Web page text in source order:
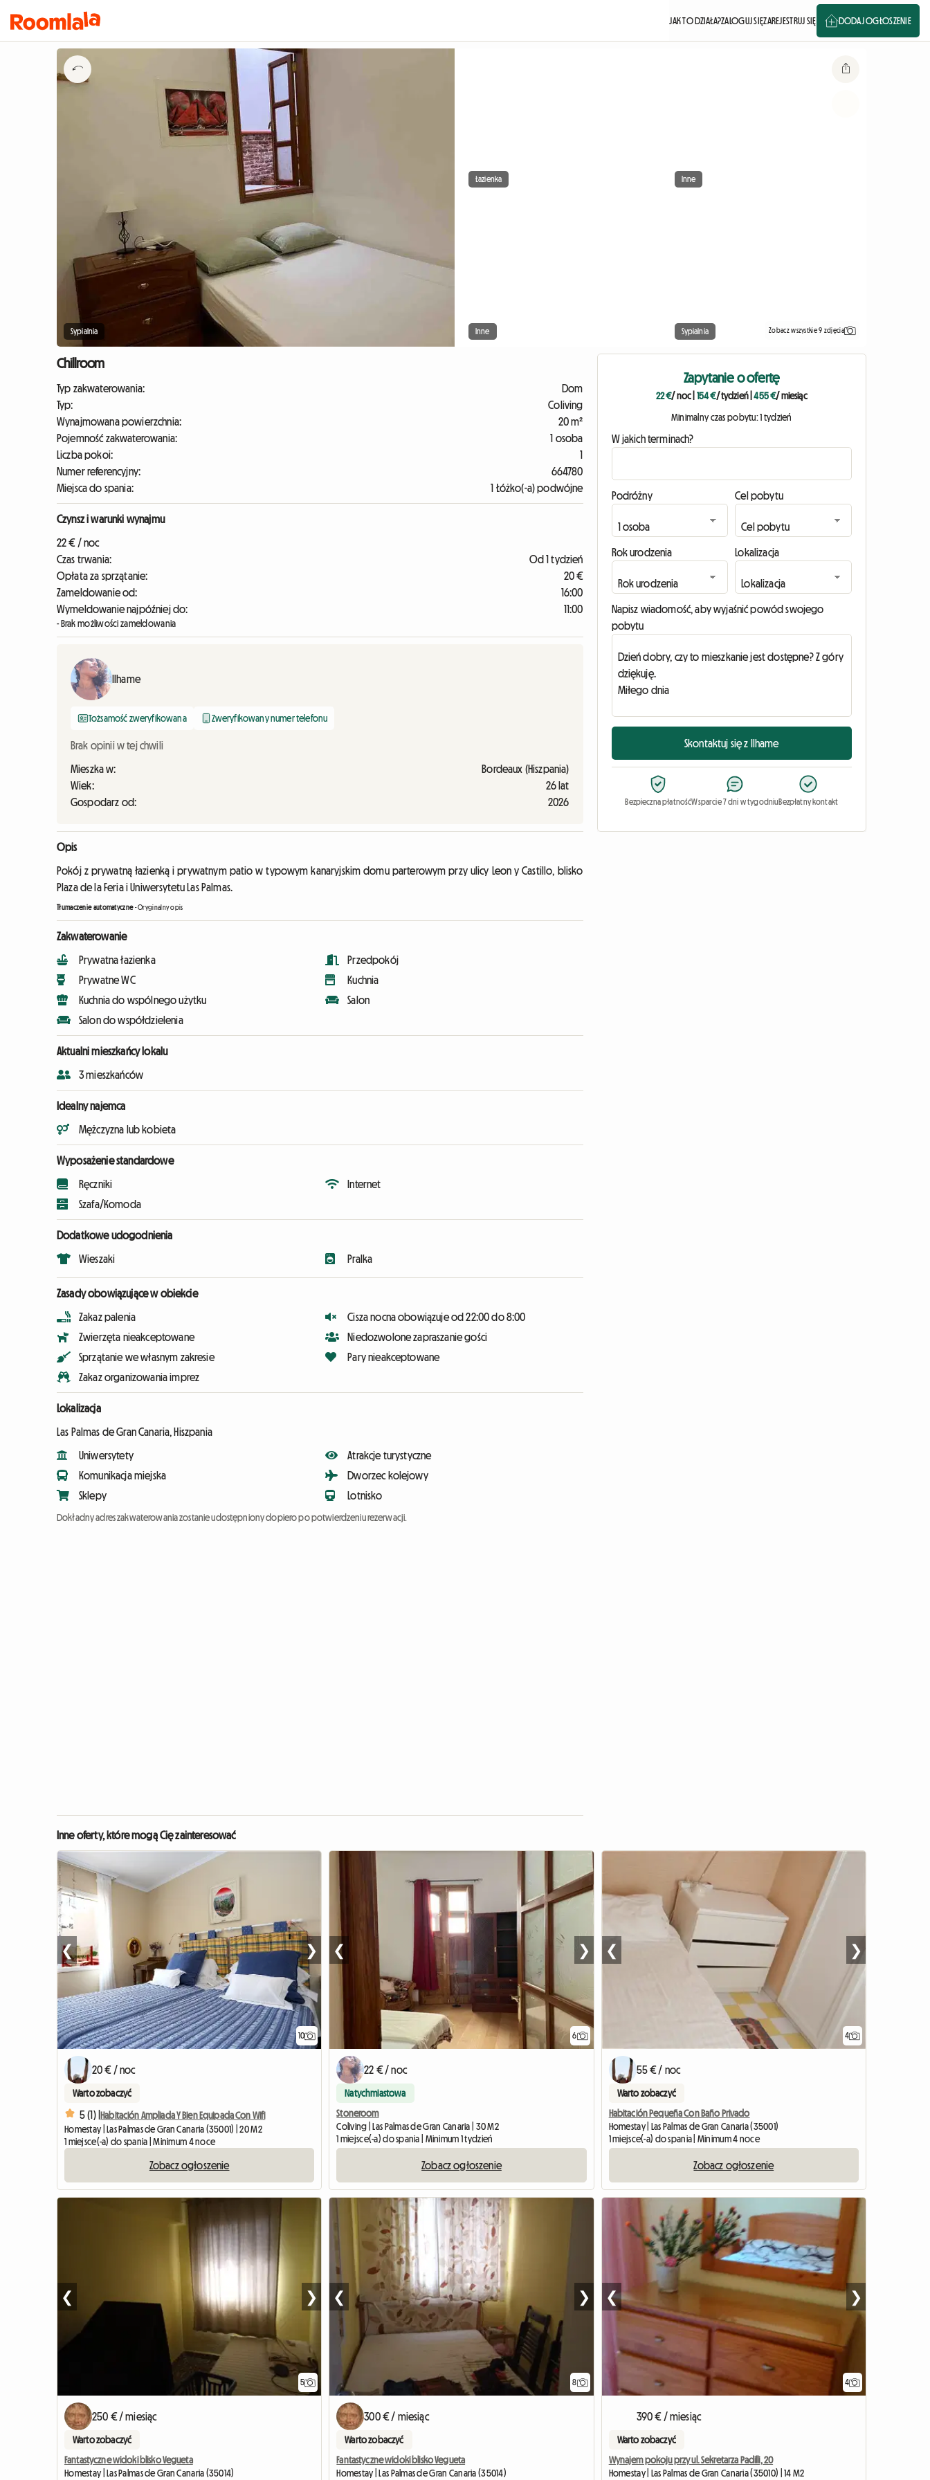
JAK TO DZIAŁA?ZALOGUJ SIĘZAREJESTRUJ SIĘ DODAJ OGŁOSZENIE
Sypialnia
Łazienka Inne
Inne Sypialnia Zobacz wszystkie 9 zdjęcia
Chillroom
Typ zakwaterowania:
Dom
Typ:
Coliving
Wynajmowana powierzchnia:
20 m²
Pojemność zakwaterowania:
1 osoba
Liczba pokoi:
1
Numer referencyjny:
664780
Miejsca do spania:
1 Łóżko(-a) podwójne
Czynsz i warunki wynajmu
22 € / noc
Czas trwania:
Od 1 tydzień
Opłata za sprzątanie:
20 €
Zameldowanie od:
16:00
Wymeldowanie najpóźniej do:
11:00
- Brak możliwości zameldowania
Ilhame
Tożsamość zweryfikowana Zweryfikowany numer telefonu
Brak opinii w tej chwili
Mieszka w:
Bordeaux (Hiszpania)
Wiek:
26 lat
Gospodarz od:
2026
Opis
Pokój z prywatną łazienką i prywatnym patio w typowym kanaryjskim domu parterowym przy ulicy Leon y Castillo, blisko
Plaza de la Feria i Uniwersytetu Las Palmas.
Tłumaczenie automatyczne-Oryginalny opis
Zakwaterowanie
Prywatna łazienka
Prywatne WC
Kuchnia do wspólnego użytku
Salon do współdzielenia
Przedpokój
Kuchnia
Salon
Aktualni mieszkańcy lokalu
3 mieszkańców
Idealny najemca
Mężczyzna lub kobieta
Wyposażenie standardowe
Ręczniki
Szafa/Komoda
Internet
Dodatkowe udogodnienia
Wieszaki Pralka
Zasady obowiązujące w obiekcie
Zakaz palenia
Zwierzęta nieakceptowane
Sprzątanie we własnym zakresie
Zakaz organizowania imprez
Cisza nocna obowiązuje od 22:00 do 8:00
Niedozwolone zapraszanie gości
Pary nieakceptowane
Lokalizacja
Las Palmas de Gran Canaria, Hiszpania
Uniwersytety
Komunikacja miejska
Sklepy
Atrakcje turystyczne
Dworzec kolejowy
Lotnisko
Dokładny adres zakwaterowania zostanie udostępniony dopiero po potwierdzeniu rezerwacji.
Zapytanie o ofertę
22 €/ noc 154 €/ tydzień|455 €/ miesiąc
Minimalny czas pobytu: 1 tydzień
W jakich terminach?
Podróżny Cel pobytu
Rok urodzenia Lokalizacja
Napisz wiadomość, aby wyjaśnić powód swojego
pobytu
Skontaktuj się z Ilhame
Bezpieczna płatnośćWsparcie 7 dni w tygodniuBezpłatny kontakt
Inne oferty, które mogą Cię zainteresować
10
❮ ❯
20 € / noc
Warto zobaczyć
5 (1) |Habitación Ampliada Y Bien Equipada Con Wifi
Homestay | Las Palmas de Gran Canaria (35001) | 20 M2
1 miejsce(-a) do spania | Minimum 4 noce
Zobacz ogłoszenie
6
❮ ❯
22 € / noc
Natychmiastowa
Stoneroom
Coliving | Las Palmas de Gran Canaria | 30 M2
1 miejsce(-a) do spania | Minimum 1 tydzień
Zobacz ogłoszenie
4
❮ ❯
55 € / noc
Warto zobaczyć
Habitación Pequeña Con Baño Privado
Homestay | Las Palmas de Gran Canaria (35001)
1 miejsce(-a) do spania | Minimum 4 noce
Zobacz ogłoszenie
5
❮ ❯
250 € / miesiąc
Warto zobaczyć
Fantastyczne widoki blisko Vegueta
Homestay | Las Palmas de Gran Canaria (35014)
8
❮ ❯
300 € / miesiąc
Warto zobaczyć
Fantastyczne widoki blisko Vegueta
Homestay | Las Palmas de Gran Canaria (35014)
4
❮ ❯
390 € / miesiąc
Warto zobaczyć
Wynajem pokoju przy ul. Sekretarza Padilli, 20
Homestay | Las Palmas de Gran Canaria (35010) | 14 M2